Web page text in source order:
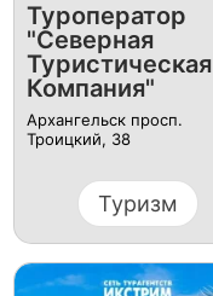
Туроператор
"Северная
Туристическая
Компания"
Архангельск просп.
Троицкий, 38
Туризм